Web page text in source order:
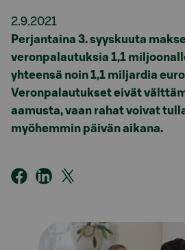
2.9.2021
Perjantaina 3. syyskuuta
veronpalautuksia 1,1
yhteensä noin 1,1 miljardia
Veronpalautukset eivät
aamusta, vaan rahat voivat
myöhemmin päivän aikana.